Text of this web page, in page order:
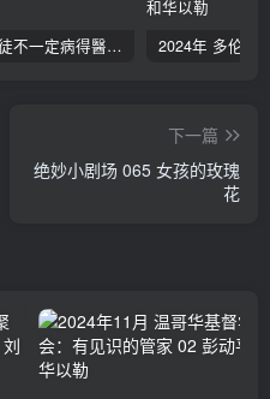
基督徒不一定病得醫治？寇紹恩牧師談基督徒的醫治與盼望
下一篇
绝妙小剧场 065 女孩的玫瑰
花